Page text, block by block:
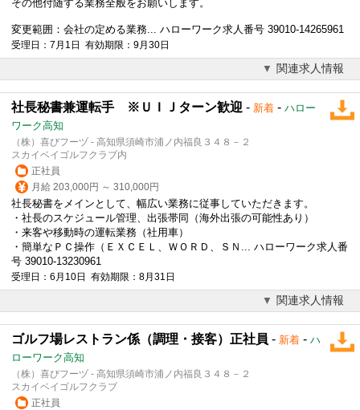
その他付随する業務全般をお願いします。
変更範囲：会社の定める業務... ハローワーク求人番号 39010-14265961
受理日：7月1日 有効期限：9月30日
関連求人情報
社長秘書兼運転手 ※ＵＩＪターン歓迎 - 新着 - ハロー
ワーク高知
（株）喜びフーヅ - 高知県須崎市浦ノ内福良３４８－２
スカイベイゴルフクラブ内
正社員
月給 203,000円 ～ 310,000円
社長秘書をメインとして、幅広い業務に従事していただきます。
・社長のスケジュール管理、出張帯同（海外出張の可能性あり）
・来客や移動時の運転業務（社用車）
・簡単なＰＣ操作（ＥＸＣＥＬ、ＷＯＲＤ、ＳＮ... ハローワーク求人番
号 39010-13230961
受理日：6月10日 有効期限：8月31日
関連求人情報
ゴルフ場レストラン係（調理・接客）正社員 - 新着 - ハ
ローワーク高知
（株）喜びフーヅ - 高知県須崎市浦ノ内福良３４８－２
スカイベイゴルフクラブ
正社員